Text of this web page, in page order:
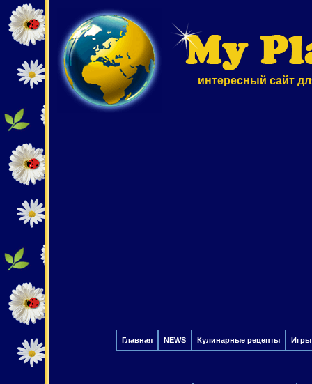
интересный сайт
Главная NEWS Кулинарные рецепты Игры